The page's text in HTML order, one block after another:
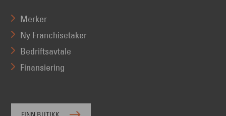
Merker
Ny Franchisetaker
Bedriftsavtale
Finansiering